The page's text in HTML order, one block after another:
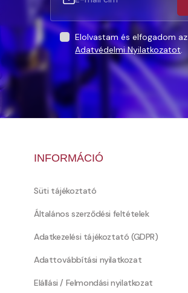
Elolvastam és elfogadom az
Adatvédelmi Nyilatkozatot.
INFORMÁCIÓ
Süti tájékoztató
Általános szerződési feltételek
Adatkezelési tájékoztató (GDPR)
Adattovábbítási nyilatkozat
Elállási / Felmondási nyilatkozat